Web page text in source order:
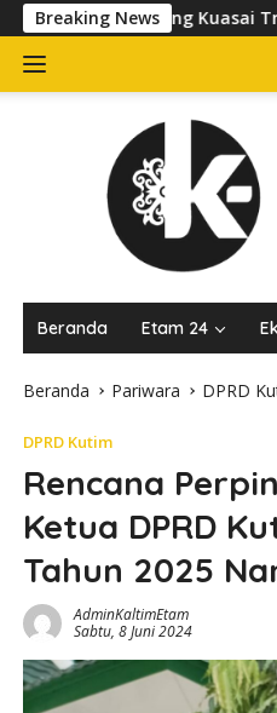
Breaking News
Trotoar di Jalan dr
Beranda Etam 24
Beranda Pariwara DPRD
DPRD Kutim
Rencana
Ketua DPRD
Tahun 2025
AdminKaltimEtam
Sabtu, 8 Juni 2024